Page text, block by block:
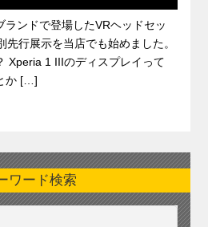
ンドで登場したVRヘッドセッ
先行展示を当店でも始めました。
Xperia 1 IIIのディスプレイって
か […]
ワード検索